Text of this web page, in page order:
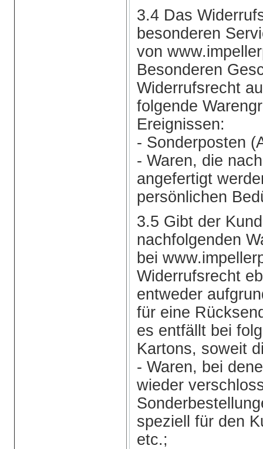
3.4 Das
besonderen
von
Besonderen
Widerrufsrecht
folgende
Ereignissen:
- Sonderposten
- Waren, die
angefertigt
persönlichen
3.5 Gibt der
nachfolgenden
bei
Widerrufsrecht
entweder
für eine
es entfällt bei
Kartons, soweit
- Waren, bei
wieder
speziell für den
etc.;